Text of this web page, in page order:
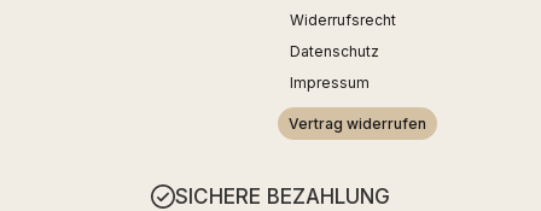
Widerrufsrecht
Datenschutz
Impressum
Vertrag widerrufen
SICHERE BEZAHLUNG